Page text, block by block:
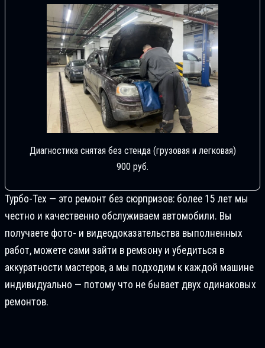
Диагностика снятая без стенда (грузовая и легковая)
900 руб.
Турбо-Тех — это ремонт без сюрпризов: более 15 лет мы
честно и качественно обслуживаем автомобили. Вы
получаете фото- и видеодоказательства выполненных
работ, можете сами зайти в ремзону и убедиться в
аккуратности мастеров, а мы подходим к каждой машине
индивидуально — потому что не бывает двух одинаковых
ремонтов.